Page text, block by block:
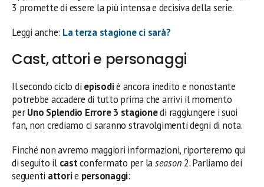
3 promette di essere la più intensa e decisiva della serie.
Leggi anche: La terza stagione ci sarà?
Cast, attori e personaggi
Il secondo ciclo di episodiè ancora inedito e nonostante
potrebbe accadere di tutto prima che arrivi il momento
perUno Splendio Errore 3 stagionedi raggiungere i suoi
fan, non crediamo ci saranno stravolgimenti degni di nota.
Finché non avremo maggiori informazioni, riporteremo qui
di seguito il castconfermato per laseason2. Parliamo dei
seguenti attorie personaggi: